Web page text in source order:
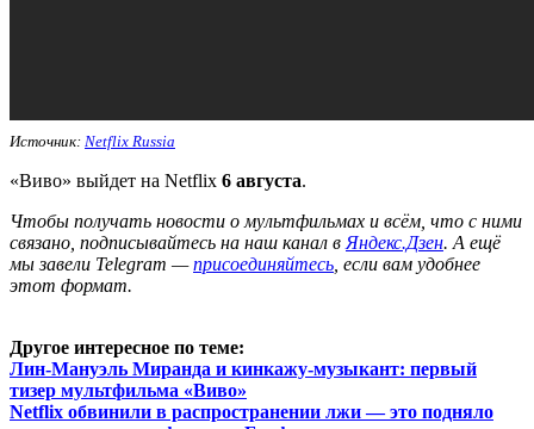
Источник: Netflix Russia
«Виво» выйдет на Netflix 6 августа.
Чтобы получать новости о мультфильмах и всём, что с ними
связано, подписывайтесь на наш канал вЯндекс.Дзен. А ещё
мы завели Telegram —присоединяйтесь, если вам удобнее
этот формат.
Другое интересное по теме:
Лин-Мануэль Миранда и кинкажу-музыкант: первый
тизер мультфильма «Виво»
Netflix обвинили в распространении лжи — это подняло